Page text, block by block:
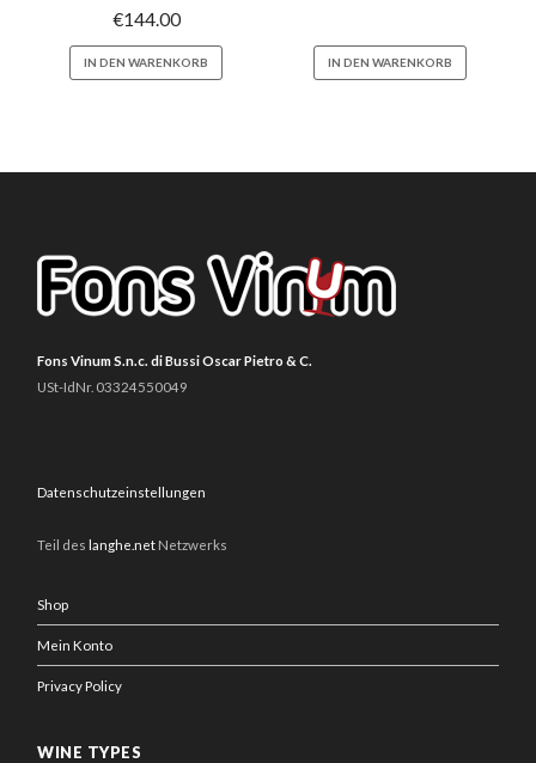
€144.00
IN DEN WARENKORB IN DEN WARENKORB
Fons Vinum S.n.c. di Bussi Oscar Pietro & C.
USt-IdNr. 03324550049
Datenschutzeinstellungen
Teil deslanghe.net Netzwerks
Shop
Mein Konto
Privacy Policy
WINE TYPES